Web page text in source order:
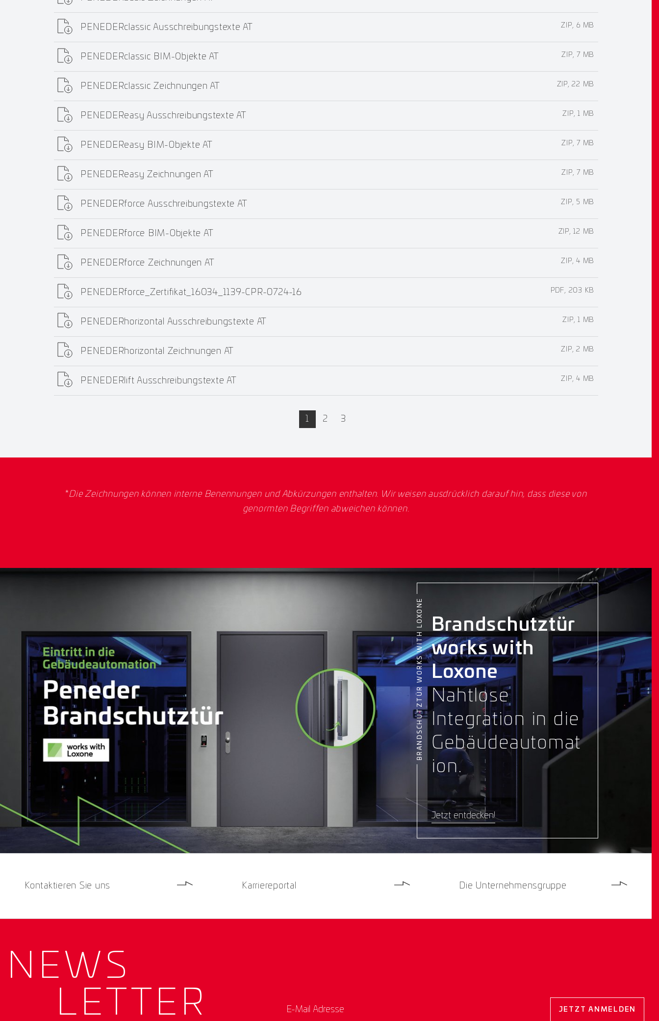
PENEDERclassic Ausschreibungstexte AT ZIP, 6 MB
PENEDERclassic BIM-Objekte AT ZIP, 7 MB
PENEDERclassic Zeichnungen AT ZIP, 22 MB
PENEDEReasy Ausschreibungstexte AT ZIP, 1 MB
PENEDEReasy BIM-Objekte AT ZIP, 7 MB
PENEDEReasy Zeichnungen AT ZIP, 7 MB
PENEDERforce Ausschreibungstexte AT ZIP, 5 MB
PENEDERforce BIM-Objekte AT ZIP, 12 MB
PENEDERforce Zeichnungen AT ZIP, 4 MB
PENEDERforce_Zertifikat_16034_1139-CPR-0724-16 PDF, 203 KB
PENEDERhorizontal Ausschreibungstexte AT ZIP, 1 MB
PENEDERhorizontal Zeichnungen AT ZIP, 2 MB
PENEDERlift Ausschreibungstexte AT ZIP, 4 MB
1 active
2 3
*Die Zeichnungen können interne Benennungen und Abkürzungen enthalten. Wir weisen ausdrücklich darauf hin, dass diese von
genormten Begriffen abweichen können.
BRANDSCHUTZTÜR WORKS WITH LOXONE Brandschutztür
works with
Loxone
Nahtlose
Integration in die
Gebäudeautomat
ion.
Jetzt entdecken!
Kontaktieren Sie uns Karriereportal Die Unternehmensgruppe
NEWS­
LETTER
E-Mail Adresse
JETZT ANMELDEN